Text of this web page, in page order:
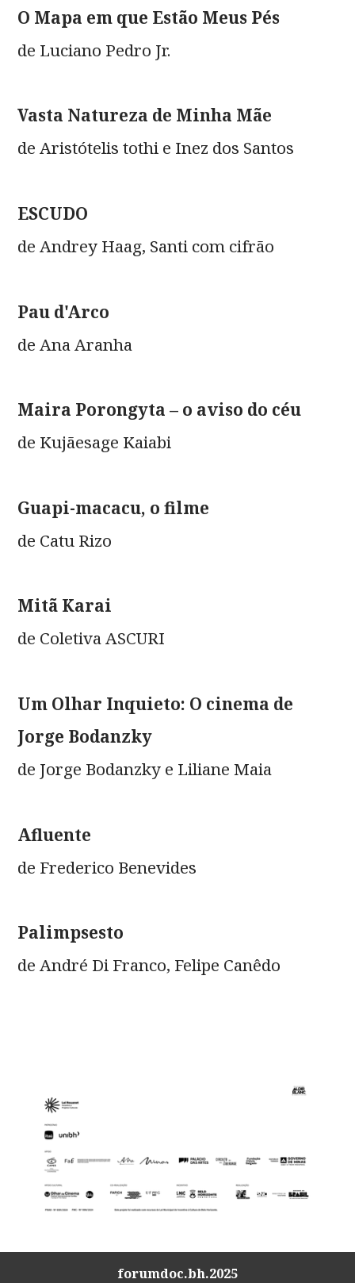
O Mapa em que Estão Meus Pés
de Luciano Pedro Jr.
Vasta Natureza de Minha Mãe
de Aristótelis tothi e Inez dos Santos
ESCUDO
de Andrey Haag, Santi com cifrão
Pau d'Arco
de Ana Aranha
Maira Porongyta – o aviso do céu
de Kujãesage Kaiabi
Guapi-macacu, o filme
de Catu Rizo
Mitã Karai
de Coletiva ASCURI
Um Olhar Inquieto: O cinema de
Jorge Bodanzky
de Jorge Bodanzky e Liliane Maia
Afluente
de Frederico Benevides
Palimpsesto
de André Di Franco, Felipe Canêdo
forumdoc.bh.2025